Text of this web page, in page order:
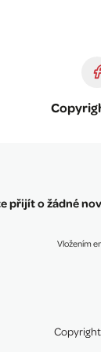
přijít o žádné
Vložením